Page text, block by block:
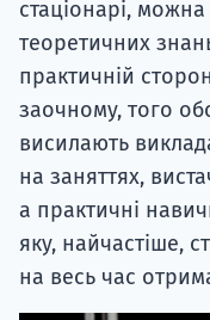
стаціонарі,
теоретичних
практичній
заочному, того
висилають
на заняттях,
а практичні
яку, найчастіше,
на весь час